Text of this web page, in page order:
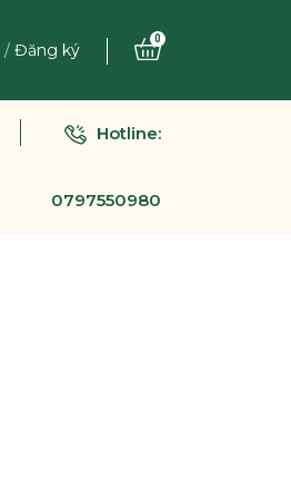
/ Đăng ký
0
Hotline:
0797550980